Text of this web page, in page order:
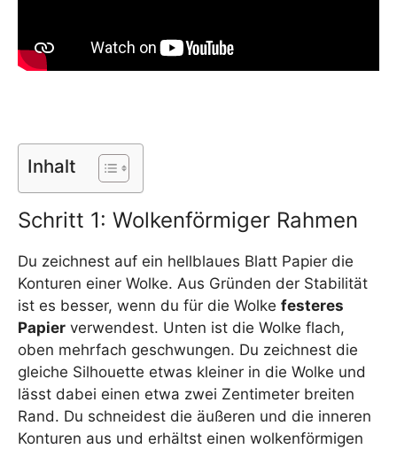
Inhalt
Schritt 1: Wolkenförmiger Rahmen
Du zeichnest auf ein hellblaues Blatt Papier die
Konturen einer Wolke. Aus Gründen der Stabilität
ist es besser, wenn du für die Wolke festeres
Papier verwendest. Unten ist die Wolke flach,
oben mehrfach geschwungen. Du zeichnest die
gleiche Silhouette etwas kleiner in die Wolke und
lässt dabei einen etwa zwei Zentimeter breiten
Rand. Du schneidest die äußeren und die inneren
Konturen aus und erhältst einen wolkenförmigen